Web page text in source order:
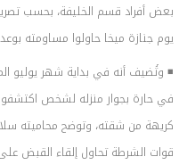
بعض أفراد قسم الخليفة، بحسب
يوم جنازة ميخا حاولوا مساومته
◾ وتُضيف أنه في بداية شهر يوليو
في حارة بجوار منزله لشخص اكتشفوا
كريهة من شقته، وتوضح محاميته
قوات الشرطة تحاول إلقاء القبض